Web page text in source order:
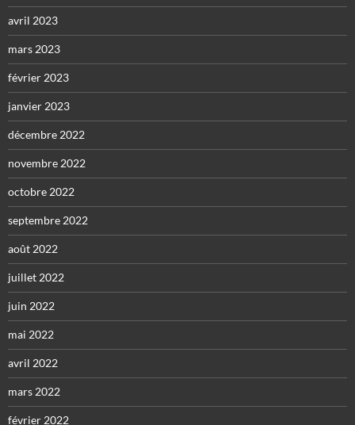
avril 2023
mars 2023
février 2023
janvier 2023
décembre 2022
novembre 2022
octobre 2022
septembre 2022
août 2022
juillet 2022
juin 2022
mai 2022
avril 2022
mars 2022
février 2022